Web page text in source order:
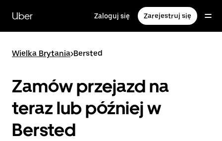
głównej
zawartości
Uber Zaloguj się Zarejestruj się
Wielka Brytania>Bersted
Zamów przejazd na
teraz lub później w
Bersted